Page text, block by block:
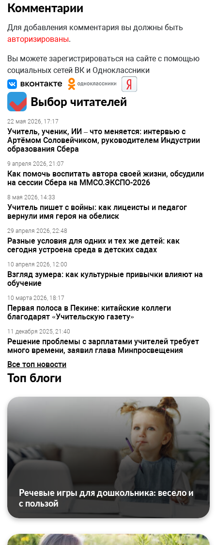
Комментарии
Для добавления комментария вы должны быть
авторизированы.
Вы можете зарегистрироваться на сайте с помощью
социальных сетей ВК и Одноклассники
Выбор читателей
22 мая 2026, 17:17
Учитель, ученик, ИИ – что меняется: интервью с
Артёмом Соловейчиком, руководителем Индустрии
образования Сбера
9 апреля 2026, 21:07
Как помочь воспитать автора своей жизни, обсудили
на сессии Сбера на ММСО.ЭКСПО-2026
8 мая 2026, 14:33
Учитель пишет с войны: как лицеисты и педагог
вернули имя героя на обелиск
29 апреля 2026, 22:48
Разные условия для одних и тех же детей: как
сегодня устроена среда в детских садах
10 апреля 2026, 12:00
Взгляд зумера: как культурные привычки влияют на
обучение
10 марта 2026, 18:17
Первая полоса в Пекине: китайские коллеги
благодарят «Учительскую газету»
11 декабря 2025, 21:40
Решение проблемы с зарплатами учителей требует
много времени, заявил глава Минпросвещения
Все топ новости
Топ блоги
Речевые игры для дошкольника: весело и
с пользой